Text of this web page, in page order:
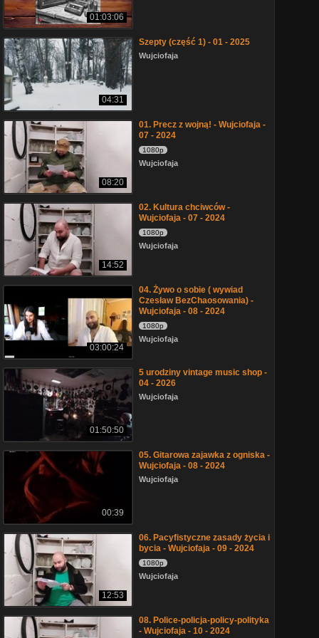
01:03:06
04:31
Szepty (część 1) - 01 - 2025
Wujciofaja
08:20
01. Precz z wojną! - Wujciofaja -
07 - 2024
1080p
Wujciofaja
14:52
02. Kultura chciwców -
Wujciofaja - 07 - 2024
1080p
Wujciofaja
03:00:24
04. Żywo o sobie ( wywiad
Czesław BezChaosowania) -
Wujciofaja - 08 - 2024
1080p
Wujciofaja
01:50:50
5 urodziny vintage music shop -
04 - 2026
Wujciofaja
00:39
05. Gitarowa zajawka z ogniska -
Wujciofaja - 08 - 2024
Wujciofaja
12:53
06. Pacyfistyczne zasady życia i
bycia - Wujciofaja - 09 - 2024
1080p
Wujciofaja
08. Police-policja-policy-polityka
- Wujciofaja - 10 - 2024